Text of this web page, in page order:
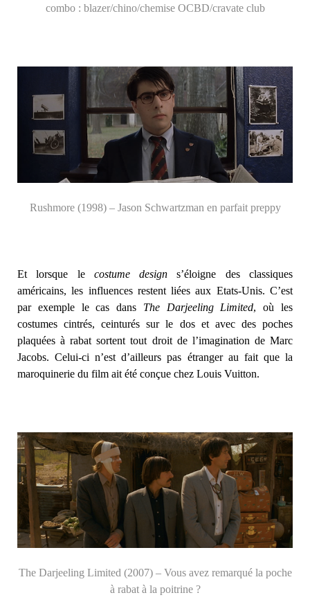
combo : blazer/chino/chemise OCBD/cravate club
Rushmore (1998) – Jason Schwartzman en parfait preppy
Et lorsque le costume design s’éloigne des classiques
américains, les influences restent liées aux Etats-Unis. C’est
par exemple le cas dans The Darjeeling Limited, où les
costumes cintrés, ceinturés sur le dos et avec des poches
plaquées à rabat sortent tout droit de l’imagination de Marc
Jacobs. Celui-ci n’est d’ailleurs pas étranger au fait que la
maroquinerie du film ait été conçue chez Louis Vuitton.
The Darjeeling Limited (2007) – Vous avez remarqué la poche
à rabat à la poitrine ?